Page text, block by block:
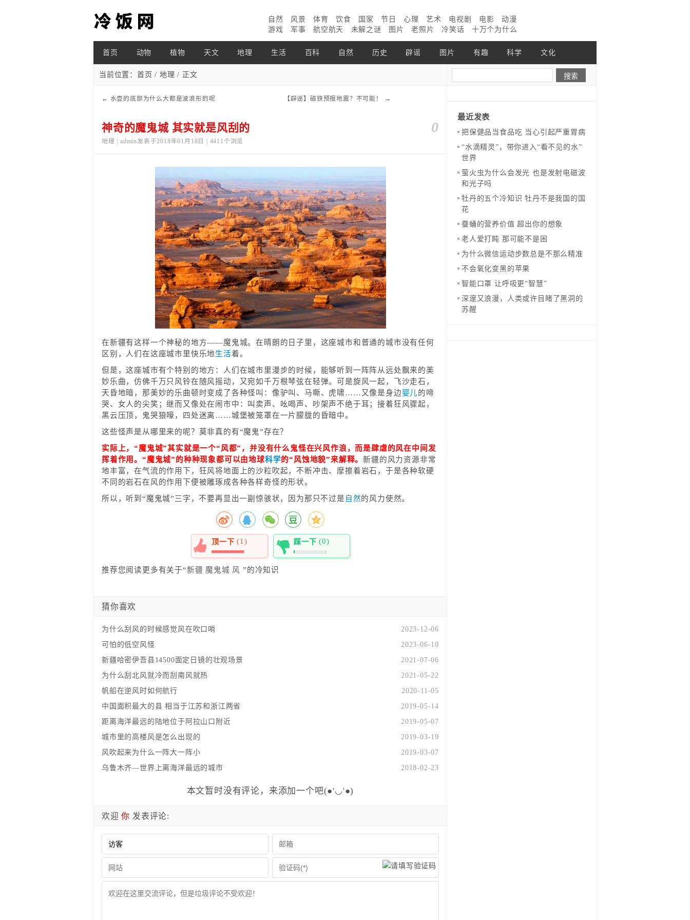
自然 风景 体育 饮食 国家 节日 心理 艺术 电视剧 电影
动漫
游戏
军事 航空航天 未解之谜 图片 老照片 冷笑话 十万个为什么
首页 动物 植物 天文 地理 生活 百科 自然 历史 辟谣 图片 有趣 科学 文化
当前位置： 首页 /地理 / 正文
← 水壶的底部为什么大都是波浪形的呢 【辟谣】磁铁预报地震？不可能！ →
0
神奇的魔鬼城 其实就是风刮的
地理 | admin发表于2018年01月18日 | 4411个浏览
在新疆有这样一个神秘的地方——魔鬼城。在晴朗的日子里，这座城市和普通的城市没有任何
区别，人们在这座城市里快乐地生活着。
但是，这座城市有个特别的地方：人们在城市里漫步的时候，能够听到一阵阵从远处飘来的美
妙乐曲，仿佛千万只风铃在随风摇动，又宛如千万根琴弦在轻弹。可是旋风一起，飞沙走石，
天昏地暗，那美妙的乐曲顿时变成了各种怪叫：像驴叫、马嘶、虎啸……又像是身边婴儿的啼
哭、女人的尖笑；继而又像处在闹市中：叫卖声、吆喝声、吵架声不绝于耳；接着狂风骤起，
黑云压顶，鬼哭狼嚎，四处迷离……城堡被笼罩在一片朦胧的昏暗中。
这些怪声是从哪里来的呢？莫非真的有“魔鬼”存在？
实际上，“魔鬼城”其实就是一个“风都”，并没有什么鬼怪在兴风作浪，而是肆虐的风在中间发
挥着作用。“魔鬼城”的种种现象都可以由地球科学的“风蚀地貌”来解释。新疆的风力资源非常
地丰富，在气流的作用下，狂风将地面上的沙粒吹起，不断冲击、摩擦着岩石，于是各种软硬
不同的岩石在风的作用下便被雕琢成各种各样奇怪的形状。
所以，听到“魔鬼城”三字，不要再显出一副惊骇状，因为那只不过是 自然的风力使然。
顶一下 (1)
100%
踩一下 (0)
0%
推荐您阅读更多有关于“新疆 魔鬼城 风 ”的冷知识
猜你喜欢
2023-12-06
为什么刮风的时候感觉风在吹口哨
2023-06-10
可怕的低空风怪
2021-07-06
新疆哈密伊吾县14500面定日镜的壮观场景
2021-05-22
为什么刮北风就冷而刮南风就热
2020-11-05
帆船在逆风时如何航行
2019-05-14
中国面积最大的县 相当于江苏和浙江两省
2019-05-07
距离海洋最远的陆地位于阿拉山口附近
2019-03-19
城市里的高楼风是怎么出现的
2019-03-07
风吹起来为什么一阵大一阵小
2018-02-23
乌鲁木齐—世界上离海洋最远的城市
本文暂时没有评论，来添加一个吧(●'◡'●)
欢迎你 发表评论:
最近发表
把保健品当食品吃 当心引起严重胃病
“水滴精灵”，带你进入“看不见的水”
世界
萤火虫为什么会发光 也是发射电磁波
和光子吗
牡丹的五个冷知识 牡丹不是我国的国
花
蚕蛹的营养价值 超出你的想象
老人爱打盹 那可能不是困
为什么微信运动步数总是不那么精准
不会氧化变黑的苹果
智能口罩 让呼吸更“智慧”
深邃又浪漫，人类或许目睹了黑洞的
苏醒